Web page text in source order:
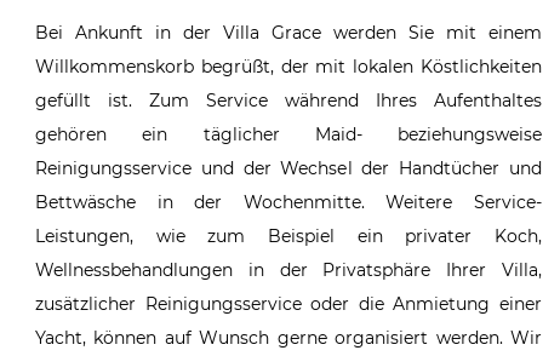
Bei Ankunft in der Villa Grace werden Sie mit einem
Willkommenskorb begrüßt, der mit lokalen Köstlichkeiten
gefüllt ist. Zum Service während Ihres Aufenthaltes
gehören ein täglicher Maid- beziehungsweise
Reinigungsservice und der Wechsel der Handtücher und
Bettwäsche in der Wochenmitte. Weitere Service-
Leistungen, wie zum Beispiel ein privater Koch,
Wellnessbehandlungen in der Privatsphäre Ihrer Villa,
zusätzlicher Reinigungsservice oder die Anmietung einer
Yacht, können auf Wunsch gerne organisiert werden. Wir